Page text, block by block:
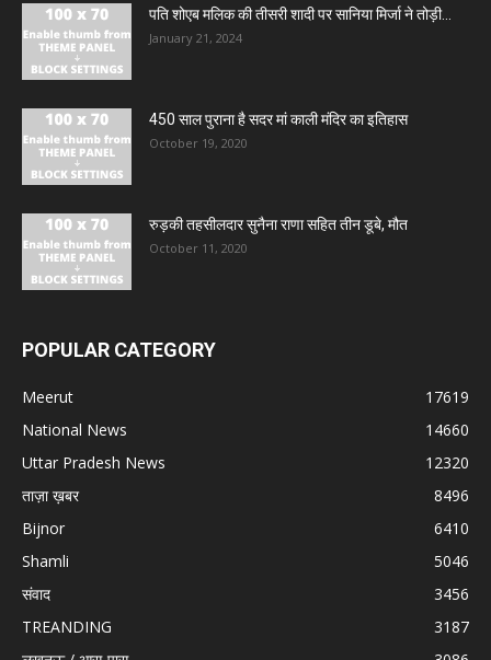
पति शोएब मलिक की तीसरी शादी पर सानिया मिर्जा ने तोड़ी...
January 21, 2024
450 साल पुराना है सदर मां काली मंदिर का इतिहास
October 19, 2020
रुड़की तहसीलदार सुनैना राणा सहित तीन डूबे, मौत
October 11, 2020
POPULAR CATEGORY
Meerut
17619
National News
14660
Uttar Pradesh News
12320
ताज़ा ख़बर
8496
Bijnor
6410
Shamli
5046
संवाद
3456
TREANDING
3187